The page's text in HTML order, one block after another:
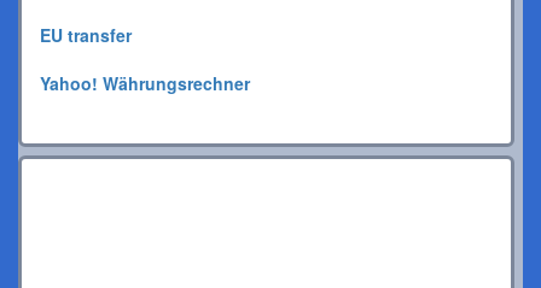
EU transfer
Yahoo! Währungsrechner